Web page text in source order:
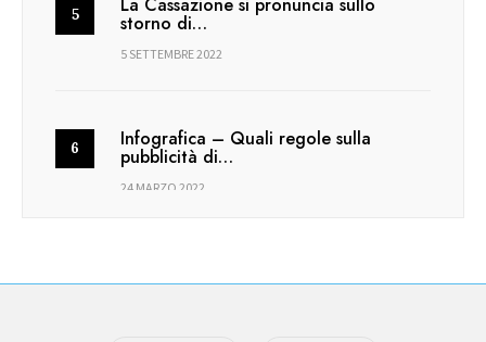
La Cassazione si pronuncia sullo
storno di…
5 SETTEMBRE 2022
Infografica – Quali regole sulla
pubblicità di…
24 MARZO 2022